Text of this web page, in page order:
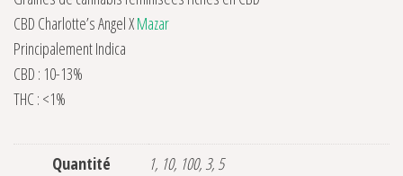
CBD Charlotte’s Angel XMazar
Principalement Indica
CBD : 10-13%
THC : <1%
Quantité 1, 10, 100, 3, 5